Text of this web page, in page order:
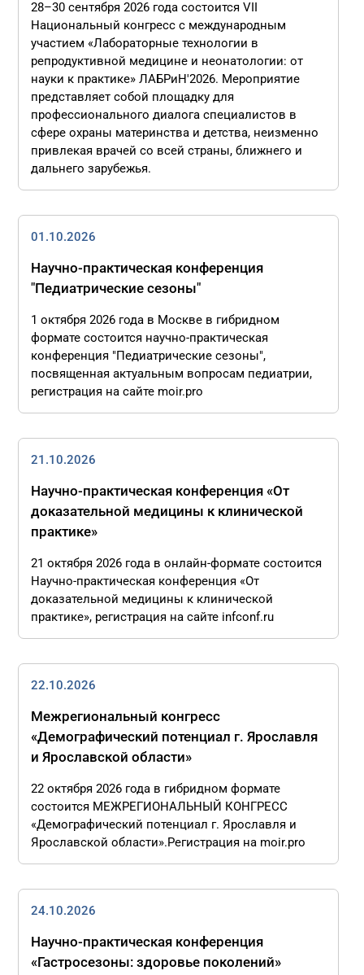
28–30 сентября 2026 года состоится VII
Национальный конгресс с международным
участием «Лабораторные технологии в
репродуктивной медицине и неонатологии: от
науки к практике» ЛАБРиН'2026. Мероприятие
представляет собой площадку для
профессионального диалога специалистов в
сфере охраны материнства и детства, неизменно
привлекая врачей со всей страны, ближнего и
дальнего зарубежья.
01.10.2026
Научно-практическая конференция
"Педиатрические сезоны"
1 октября 2026 года в Москве в гибридном
формате состоится научно-практическая
конференция "Педиатрические сезоны",
посвященная актуальным вопросам педиатрии,
регистрация на сайте moir.pro
21.10.2026
Научно-практическая конференция «От
доказательной медицины к клинической
практике»
21 октября 2026 года в онлайн-формате состоится
Научно-практическая конференция «От
доказательной медицины к клинической
практике», регистрация на сайте infconf.ru
22.10.2026
Межрегиональный конгресс
«Демографический потенциал г. Ярославля
и Ярославской области»
22 октября 2026 года в гибридном формате
состоится МЕЖРЕГИОНАЛЬНЫЙ КОНГРЕСС
«Демографический потенциал г. Ярославля и
Ярославской области».Регистрация на moir.pro
24.10.2026
Научно-практическая конференция
«Гастросезоны: здоровье поколений»